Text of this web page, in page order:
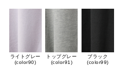
ライトグレー
(color90)
トップグレー
(color91)
ブラック
(color99)